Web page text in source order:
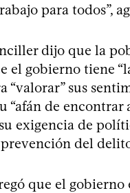
para todos”,
dijo que la
el gobierno tiene
“valorar” sus
“afán de encontrar
exigencia de
del
que el gobierno